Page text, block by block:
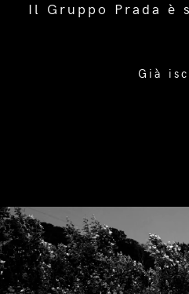
Il Gruppo Prada è
Già